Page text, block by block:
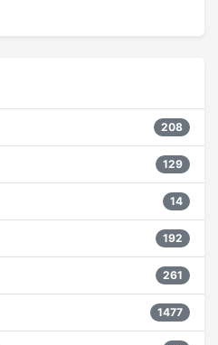
208
129
14
192
261
1477